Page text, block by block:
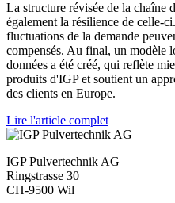
La structure révisée de la chaîne
également la résilience de celle-
fluctuations de la demande
compensés. Au final, un modèle
données a été créé, qui reflète
produits d'IGP et soutient un
des clients en Europe.
Lire l'article complet
IGP Pulvertechnik AG
Ringstrasse 30
CH-9500 Wil